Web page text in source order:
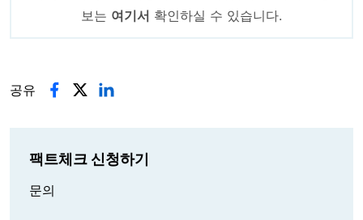
보는 여기서 확인하실 수 있습니다.
공유
팩트체크 신청하기
문의